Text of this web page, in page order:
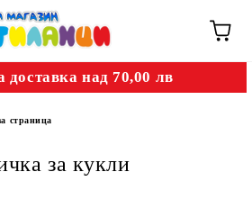
доставка над 70,00 лв
страница
за кукли